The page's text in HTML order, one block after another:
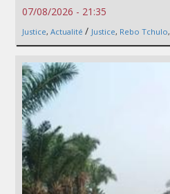
07/08/2026 - 21:35
Justice, Actualité / Justice, Rebo Tchulo,